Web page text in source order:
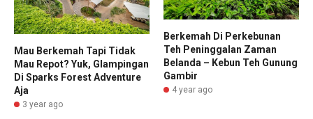
Mau Berkemah Tapi Tidak
Mau Repot? Yuk, Glampingan
Di Sparks Forest Adventure
Aja
3 year ago
Berkemah Di Perkebunan
Teh Peninggalan Zaman
Belanda – Kebun Teh Gunung
Gambir
4 year ago